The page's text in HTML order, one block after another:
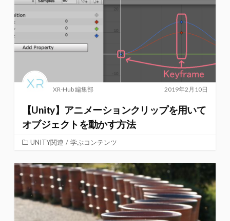
2019年2月10日
XR-Hub 編集部
【Unity】アニメーションクリップを用いて
オブジェクトを動かす方法
UNITY関連 / 学ぶコンテンツ